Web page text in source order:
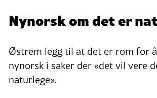
Nynorsk om det er
Østrem legg til at det er rom for
nynorsk i saker der «det vil vere
naturlege».